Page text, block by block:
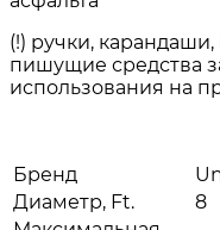
(!) ручки,
пишущие средства
использования на
Бренд
Диаметр, Ft.
8